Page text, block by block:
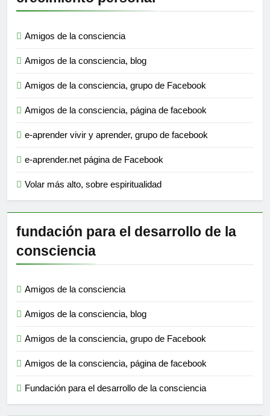
Amigos de la consciencia
Amigos de la consciencia, blog
Amigos de la consciencia, grupo de Facebook
Amigos de la consciencia, página de facebook
e-aprender vivir y aprender, grupo de facebook
e-aprender.net página de Facebook
Volar más alto, sobre espiritualidad
fundación para el desarrollo de la
consciencia
Amigos de la consciencia
Amigos de la consciencia, blog
Amigos de la consciencia, grupo de Facebook
Amigos de la consciencia, página de facebook
Fundación para el desarrollo de la consciencia